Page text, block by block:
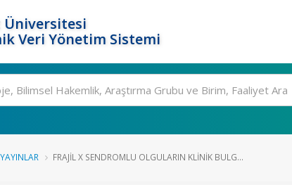
Üniversitesi
Veri Yönetim Sistemi
FRAJIL X SENDROMLU OLGULARIN KLINIK BULG...